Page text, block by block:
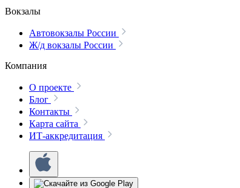
Вокзалы
Автовокзалы России
Ж/д вокзалы России
Компания
О проекте
Блог
Контакты
Карта сайта
ИТ-аккредитация